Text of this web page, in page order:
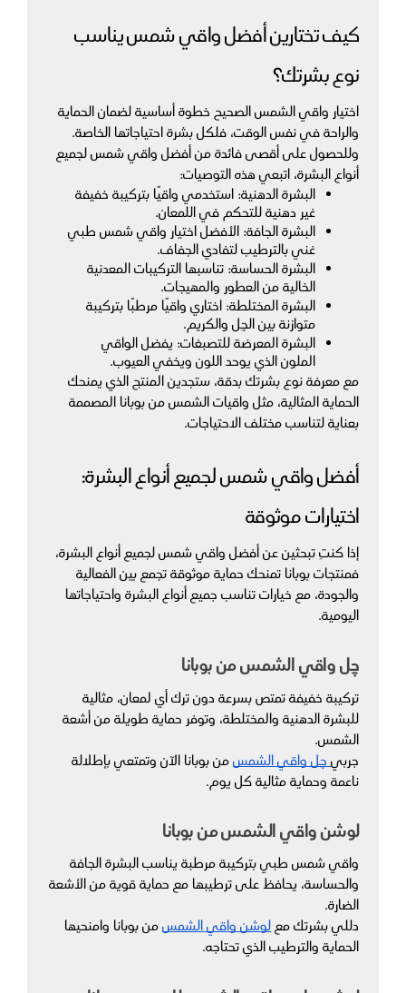
كيف تختارين أفضل واقي شمس يناسب
نوع بشرتك؟
اختيار واقي الشمس الصحيح خطوة أساسية لضمان الحماية
وللحصول على أقصى فائدة من أفضل واقي شمس لجميع
أنواع البشرة، اتبعي هذه التوصيات:
البشرة الدهنية: استخدمي واقيًا بتركيبة خفيفة
غير دهنية للتحكم في اللمعان.
البشرة الجافة: الأفضل اختيار واقي شمس طبي
غني بالترطيب لتفادي الجفاف.
البشرة الحساسة: تناسبها التركيبات المعدنية
الخالية من العطور والمهيجات.
البشرة المختلطة: اختاري واقيًا مرطبًا بتركيبة
متوازنة بين الجِل والكريم.
البشرة المعرضة للتصبغات: يفضل الواقي
الملون الذي يوحد اللون ويخفي العيوب.
مع معرفة نوع بشرتك بدقة، ستجدين المنتج الذي يمنحك
الحماية المثالية، مثل واقيات الشمس من بوبانا المصممة
بعناية لتناسب مختلف الاحتياجات.
اختيارات موثوقة
فمنتجات بوبانا تمنحك حماية موثوقة تجمع بين الفعالية
اليومية.
چِل واقي الشمس من بوبانا
تركيبة خفيفة تمتص بسرعة دون ترك أي لمعان، مثالية
للبشرة الدهنية والمختلطة، وتوفر حماية طويلة من أشعة
الشمس.
جربي چِل واقي الشمس
من بوبانا الآن وتمتعي بإطلالة
ناعمة وحماية مثالية كل يوم.
لوشن واقي الشمس من بوبانا
واقي شمس طبي بتركيبة مرطبة يناسب البشرة الجافة
والحساسة، يحافظ على ترطيبها مع حماية قوية من الأشعة
الضارة.
دللي بشرتك مع لوشن واقي الشمس
الحماية والترطيب الذي تحتاجه.